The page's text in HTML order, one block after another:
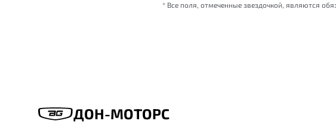
* Все поля, отмеченные звездочкой, являются
ДОН-МОТОРС